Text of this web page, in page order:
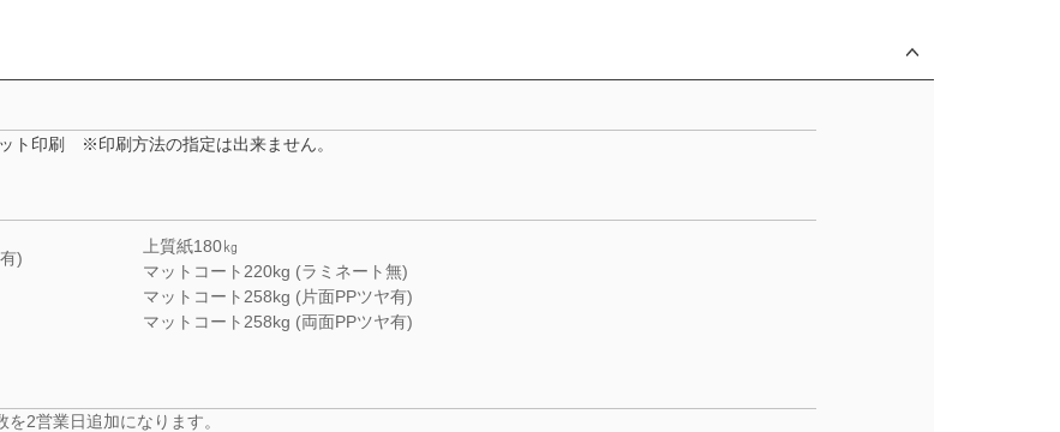
ト印刷 ※印刷方法の指定は出来ません。
)
上質紙180㎏
マットコート220kg (ラミネート無)
マットコート258kg (片面PPツヤ有)
マットコート258kg (両面PPツヤ有)
2営業日追加になります。